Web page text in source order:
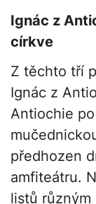
Ignác z
církve
Z těchto tří
Ignác z
Antiochie
předhozen
amfiteátru.
listů